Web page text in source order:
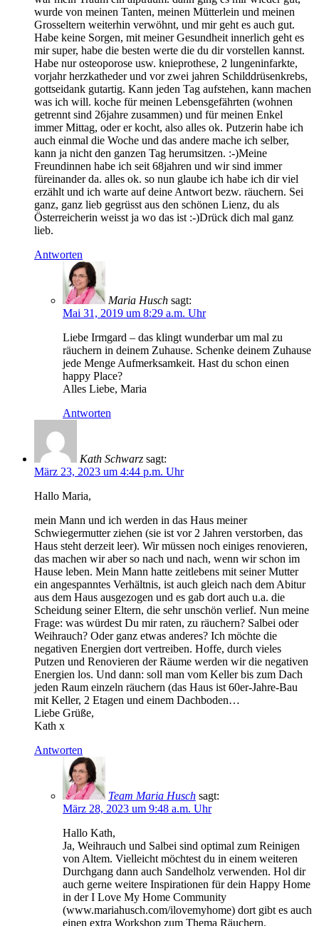
wurde von meinen Tanten, meinen Mütterlein und meinen
Grosseltern weiterhin verwöhnt, und mir geht es auch gut.
Habe keine Sorgen, mit meiner Gesundheit innerlich geht es
mir super, habe die besten werte die du dir vorstellen kannst.
Habe nur osteoporose usw. knieprothese, 2 lungeninfarkte,
vorjahr herzkatheder und vor zwei jahren Schilddrüsenkrebs,
gottseidank gutartig. Kann jeden Tag aufstehen, kann machen
was ich will. koche für meinen Lebensgefährten (wohnen
getrennt sind 26jahre zusammen) und für meinen Enkel
immer Mittag, oder er kocht, also alles ok. Putzerin habe ich
auch einmal die Woche und das andere mache ich selber,
kann ja nicht den ganzen Tag herumsitzen. :-)Meine
Freundinnen habe ich seit 68jahren und wir sind immer
füreinander da. alles ok. so nun glaube ich habe ich dir viel
erzählt und ich warte auf deine Antwort bezw. räuchern. Sei
ganz, ganz lieb gegrüsst aus den schönen Lienz, du als
Österreicherin weisst ja wo das ist :-)Drück dich mal ganz
lieb.
Antworten
Maria Husch sagt:
Mai 31, 2019 um 8:29 a.m. Uhr
Liebe Irmgard – das klingt wunderbar um mal zu
räuchern in deinem Zuhause. Schenke deinem Zuhause
jede Menge Aufmerksamkeit. Hast du schon einen
happy Place?
Alles Liebe, Maria
Antworten
Kath Schwarz sagt:
März 23, 2023 um 4:44 p.m. Uhr
Hallo Maria,
mein Mann und ich werden in das Haus meiner
Schwiegermutter ziehen (sie ist vor 2 Jahren verstorben, das
Haus steht derzeit leer). Wir müssen noch einiges renovieren,
das machen wir aber so nach und nach, wenn wir schon im
Hause leben. Mein Mann hatte zeitlebens mit seiner Mutter
ein angespanntes Verhältnis, ist auch gleich nach dem Abitur
aus dem Haus ausgezogen und es gab dort auch u.a. die
Scheidung seiner Eltern, die sehr unschön verlief. Nun meine
Frage: was würdest Du mir raten, zu räuchern? Salbei oder
Weihrauch? Oder ganz etwas anderes? Ich möchte die
negativen Energien dort vertreiben. Hoffe, durch vieles
Putzen und Renovieren der Räume werden wir die negativen
Energien los. Und dann: soll man vom Keller bis zum Dach
jeden Raum einzeln räuchern (das Haus ist 60er-Jahre-Bau
mit Keller, 2 Etagen und einem Dachboden…
Liebe Grüße,
Kath x
Antworten
Team Maria Husch sagt:
März 28, 2023 um 9:48 a.m. Uhr
Hallo Kath,
Ja, Weihrauch und Salbei sind optimal zum Reinigen
von Altem. Vielleicht möchtest du in einem weiteren
Durchgang dann auch Sandelholz verwenden. Hol dir
auch gerne weitere Inspirationen für dein Happy Home
in der I Love My Home Community
(www.mariahusch.com/ilovemyhome) dort gibt es auch
einen extra Workshop zum Thema Räuchern.